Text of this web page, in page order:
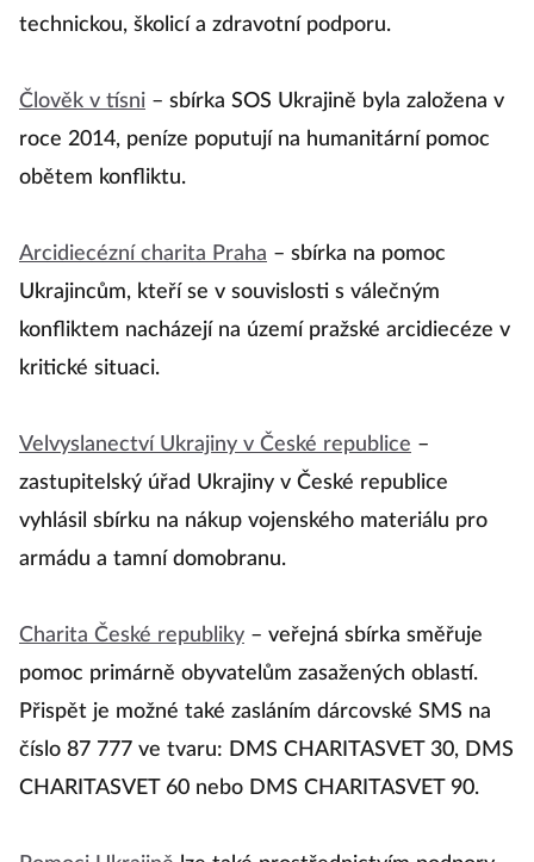
technickou, školicí a zdravotní podporu.
Člověk v tísni – sbírka SOS Ukrajině byla založena v
roce 2014, peníze poputují na humanitární pomoc
obětem konfliktu.
Arcidiecézní charita Praha – sbírka na pomoc
Ukrajincům, kteří se v souvislosti s válečným
konfliktem nacházejí na území pražské arcidiecéze v
kritické situaci.
Velvyslanectví Ukrajiny v České republice –
zastupitelský úřad Ukrajiny v České republice
vyhlásil sbírku na nákup vojenského materiálu pro
armádu a tamní domobranu.
Charita České republiky – veřejná sbírka směřuje
pomoc primárně obyvatelům zasažených oblastí.
Přispět je možné také zasláním dárcovské SMS na
číslo 87 777 ve tvaru: DMS CHARITASVET 30, DMS
CHARITASVET 60 nebo DMS CHARITASVET 90.